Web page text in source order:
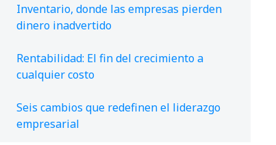
Inventario, donde las empresas pierden
dinero inadvertido
Rentabilidad: El fin del crecimiento a
cualquier costo
Seis cambios que redefinen el liderazgo
empresarial